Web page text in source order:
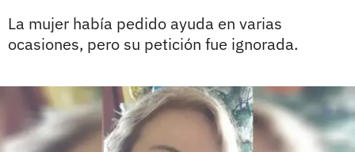
La mujer había pedido ayuda en varias
ocasiones, pero su petición fue ignorada.